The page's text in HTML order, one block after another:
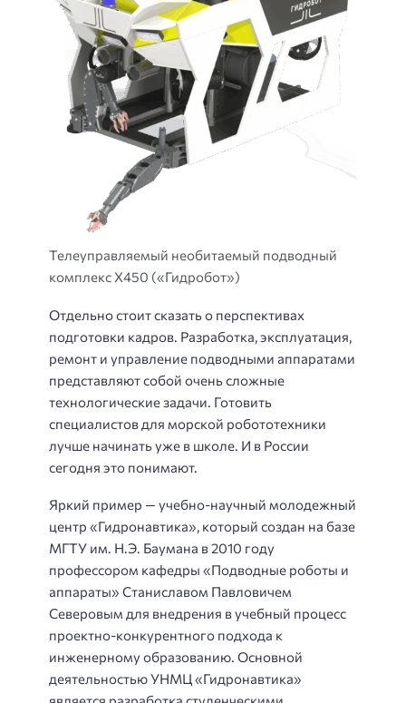
Телеуправляемый необитаемый подводный
комплекс X450 («Гидробот»)
Отдельно стоит сказать о перспективах
подготовки кадров. Разработка, эксплуатация,
ремонт и управление подводными аппаратами
представляют собой очень сложные
технологические задачи. Готовить
специалистов для морской робототехники
лучше начинать уже в школе. И в России
сегодня это понимают.
Яркий пример — учебно-научный молодежный
центр «Гидронавтика», который создан на базе
МГТУ им. Н.Э. Баумана в 2010 году
профессором кафедры «Подводные роботы и
аппараты» Станиславом Павловичем
Северовым для внедрения в учебный процесс
проектно-конкурентного подхода к
инженерному образованию. Основной
деятельностью УНМЦ «Гидронавтика»